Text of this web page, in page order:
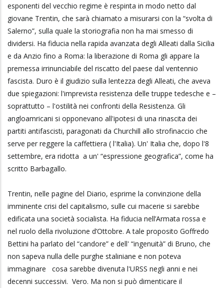
esponenti del vecchio regime è respinta in modo netto dal
giovane Trentin, che sarà chiamato a misurarsi con la “svolta di
Salerno”, sulla quale la storiografia non ha mai smesso di
dividersi. Ha fiducia nella rapida avanzata degli Alleati dalla Sicilia
e da Anzio fino a Roma: la liberazione di Roma gli appare la
premessa irrinunciabile del riscatto del paese dal ventennio
fascista. Duro è il giudizio sulla lentezza degli Alleati, che aveva
due spiegazioni: l'imprevista resistenza delle truppe tedesche e –
soprattutto – l'ostilità nei confronti della Resistenza. Gli
angloamricani si opponevano all'ipotesi di una rinascita dei
partiti antifascisti, paragonati da Churchill allo strofinaccio che
serve per reggere la caffettiera ( l'Italia). Un' Italia che, dopo l'8
settembre, era ridotta a un' “espressione geografica”, come ha
scritto Barbagallo.
Trentin, nelle pagine del Diario, esprime la convinzione della
imminente crisi del capitalismo, sulle cui macerie si sarebbe
edificata una società socialista. Ha fiducia nell’Armata rossa e
nel ruolo della rivoluzione d’Ottobre. A tale proposito Goffredo
Bettini ha parlato del “candore” e dell' “ingenuità” di Bruno, che
non sapeva nulla delle purghe staliniane e non poteva
immaginare cosa sarebbe divenuta l'URSS negli anni e nei
decenni successivi. Vero. Ma non si può dimenticare il